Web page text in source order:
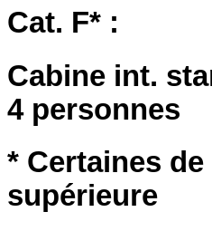
Cat. F* :
Cabine int.
4 personnes
* Certaines
supérieure